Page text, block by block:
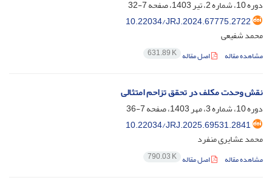
دوره 10، شماره 2، تیر 1403، صفحه
7-32
10.22034/JRJ.2024.67775.2722
محمد شفیعی
مشاهده مقاله اصل مقاله 631.89 K
نقش وحدت مکلف در تحقق تزاحم امتثالی
دوره 10، شماره 3، مهر 1403، صفحه
7-36
10.22034/JRJ.2025.69531.2841
محمد عشایری منفرد
مشاهده مقاله اصل مقاله 790.03 K